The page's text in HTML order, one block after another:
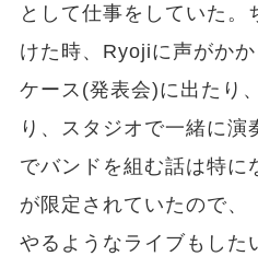
として仕事をしていた。
けた時、Ryojiに声がか
ケース(発表会)に出たり
り、スタジオで一緒に演
でバンドを組む話は特に
が限定されていたので、
やるようなライブもした